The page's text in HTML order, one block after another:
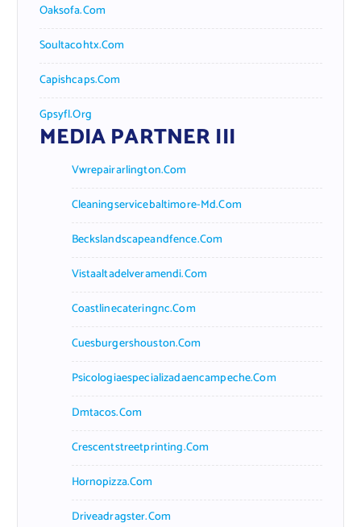
Oaksofa.com
Soultacohtx.com
Capishcaps.com
Gpsyfl.org
MEDIA PARTNER III
Vwrepairarlington.com
Cleaningservicebaltimore-Md.com
Beckslandscapeandfence.com
Vistaaltadelveramendi.com
Coastlinecateringnc.com
Cuesburgershouston.com
Psicologiaespecializadaencampeche.com
Dmtacos.com
Crescentstreetprinting.com
Hornopizza.com
Driveadragster.com